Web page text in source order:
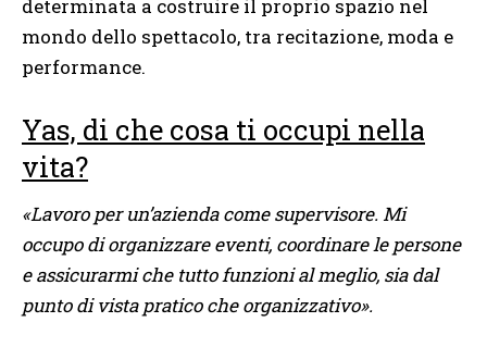
determinata a costruire il proprio spazio nel
mondo dello spettacolo, tra recitazione, moda e
performance.
Yas, di che cosa ti occupi nella
vita?
«Lavoro per un’azienda come supervisore. Mi
occupo di organizzare eventi, coordinare le persone
e assicurarmi che tutto funzioni al meglio, sia dal
punto di vista pratico che organizzativo».